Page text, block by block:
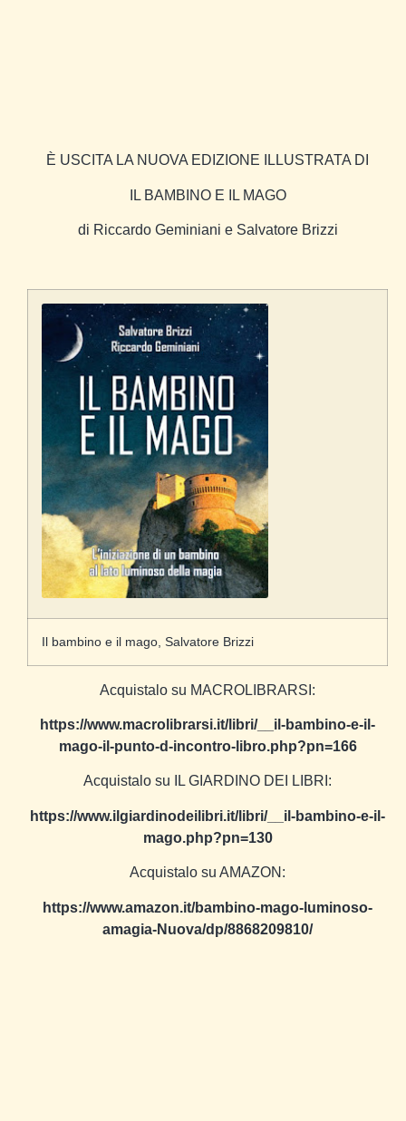
È USCITA LA NUOVA EDIZIONE ILLUSTRATA DI
IL BAMBINO E IL MAGO
di Riccardo Geminiani e Salvatore Brizzi
Il bambino e il mago, Salvatore Brizzi
Acquistalo su MACROLIBRARSI:
https://www.macrolibrarsi.it/libri/__il-bambino-e-il-
mago-il-punto-d-incontro-libro.php?pn=166
Acquistalo su IL GIARDINO DEI LIBRI:
https://www.ilgiardinodeilibri.it/libri/__il-bambino-e-il-
mago.php?pn=130
Acquistalo su AMAZON:
https://www.amazon.it/bambino-mago-luminoso-
amagia-Nuova/dp/8868209810/